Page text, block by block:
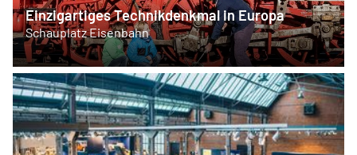
Einzigartiges Technikdenkmal in Europa
Schauplatz Eisenbahn